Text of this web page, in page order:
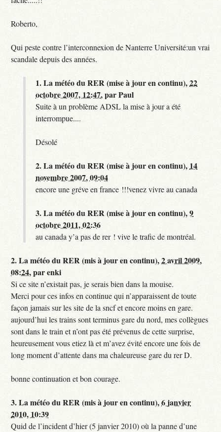
Roberto,
Qui peste contre l’interconnexion de Nanterre Université:un vrai
scandale depuis des années.
1.La météo du RER (mise à jour en continu),22
octobre 2007, 12:47,parPaul
Suite à un problème ADSL la mise à jour a été
interrompue....
Désolé
2.La météo du RER (mise à jour en continu), 14
novembre 2007, 09:04
encore une gréve en france !!!venez vivre au canada
3.La météo du RER (mise à jour en continu),9
octobre 2011, 02:36
au canada y’a pas de rer ! vive le trafic de montréal.
2.La météo du RER (mis à jour en continu),2 avril 2009,
08:24,parenki
Si ce site n’existait pas, je serais bien dans la mouise.
Merci pour ces infos en continue qui n’apparaissent de toute
façon jamais sur les site de la sncf et encore moins en gare.
aujourd’hui les trains sont terminus gare du nord, mes collègues
sont dans le train et n’ont pas été prévenus de cette surprise,
heureusement vous etiez là et m’avez évité encore une fois de
long moment d’attente dans ma chaleureuse gare du rer D.
bonne continuation et bon courage.
3.La météo du RER (mis à jour en continu),6 janvier
2010, 10:39
Quid de l’incident d’hier (5 janvier 2010) où la panne d’une